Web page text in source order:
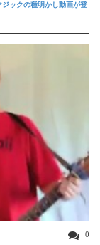
ックの種明かし動画が登
0